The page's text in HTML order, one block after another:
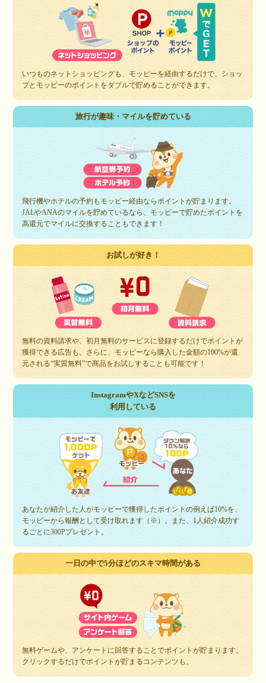
いつものネットショッピングも、モッピーを経由するだけで、ショッ
プとモッピーのポイントをダブルで貯めることができます。
旅行が趣味・マイルを貯めている
飛行機やホテルの予約もモッピー経由ならポイントが貯まります。
JALやANAのマイルを貯めているなら、モッピーで貯めたポイントを
高還元でマイルに交換することもできます！
お試しが好き！
無料の資料請求や、初月無料のサービスに登録するだけでポイントが
獲得できる広告も。さらに、モッピーなら購入した金額の100%が還
元される“実質無料”で商品をお試しすることも可能です！
InstagramやXなどSNSを
利用している
あなたが紹介した人がモッピーで獲得したポイントの例えば10%を、
モッピーから報酬として受け取れます（※）。また、1人紹介成功す
るごとに300Pプレゼント。
一日の中で5分ほどのスキマ時間がある
無料ゲームや、アンケートに回答することでポイントが貯まります。
クリックするだけでポイントが貯まるコンテンツも。